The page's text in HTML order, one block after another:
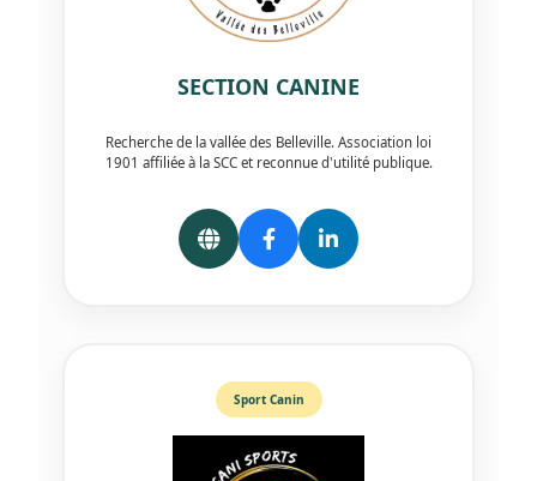
SECTION CANINE
Recherche de la vallée des Belleville. Association loi
1901 affiliée à la SCC et reconnue d'utilité publique.
Sport Canin